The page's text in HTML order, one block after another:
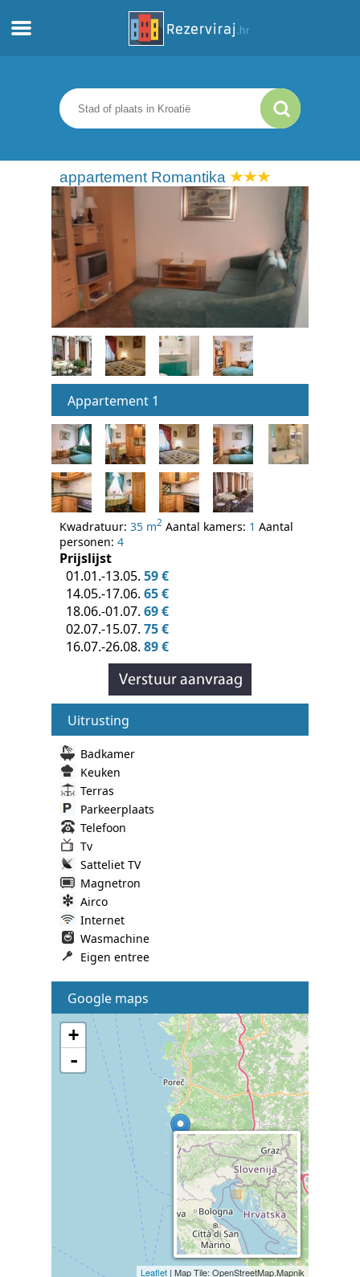
Appartementen
Toeristeninformatie
Stranden
webcams
Ontmoet Kroatië
musea
appartement Romantika
Appartement 1
Kwadratuur: 35 m2 Aantal kamers: 1 Aantal
personen: 4
Prijslijst
01.01.-13.05. 59 €
14.05.-17.06. 65 €
18.06.-01.07. 69 €
02.07.-15.07. 75 €
16.07.-26.08. 89 €
Uitrusting
Badkamer
Keuken
Terras
Parkeerplaats
Telefoon
Tv
Satteliet TV
Magnetron
Airco
Internet
Wasmachine
Eigen entree
Google maps